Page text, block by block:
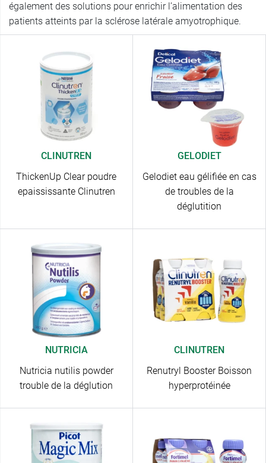
également des solutions pour enrichir l’alimentation des
patients atteints par la sclérose latérale amyotrophique.
CLINUTREN
ThickenUp Clear poudre
epaississante Clinutren
GELODIET
Gelodiet eau gélifiée en cas
de troubles de la
déglutition
NUTRICIA
Nutricia nutilis powder
trouble de la déglution
CLINUTREN
Renutryl Booster Boisson
hyperprotéinée